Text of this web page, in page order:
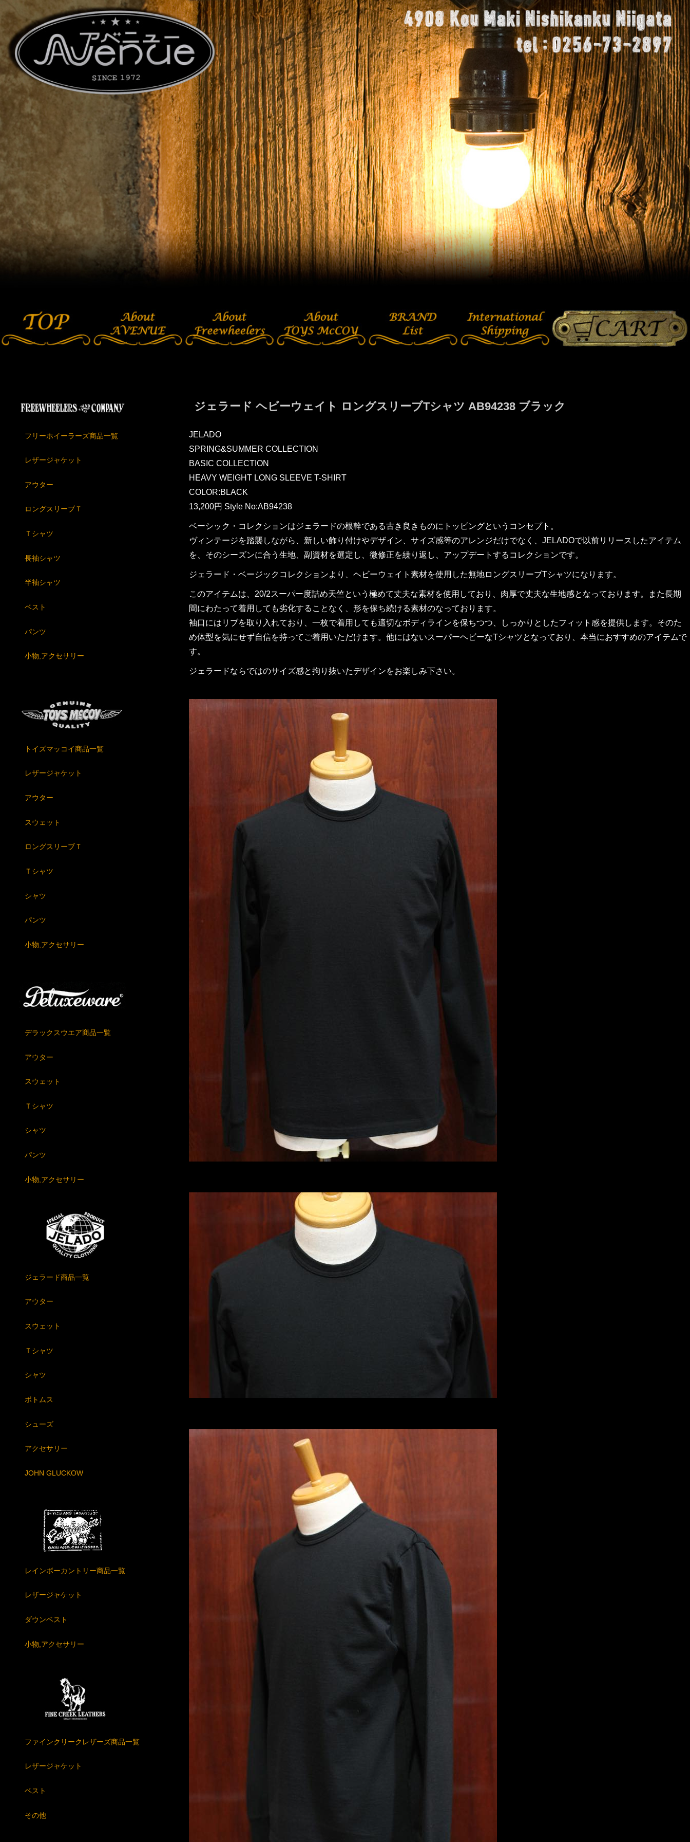
ジェラード ヘビーウェイト ロングスリーブTシャツ AB94238 ブラック
JELADO
SPRING&SUMMER COLLECTION
BASIC COLLECTION
HEAVY WEIGHT LONG SLEEVE T-SHIRT
COLOR:BLACK
13,200円 Style No:AB94238
ベーシック・コレクションはジェラードの根幹である古き良きものにトッピングというコンセプト。
ヴィンテージを踏襲しながら、新しい飾り付けやデザイン、サイズ感等のアレンジだけでなく、JELADOで以前リリースしたアイテム
を、そのシーズンに合う生地、副資材を選定し、微修正を繰り返し、アップデートするコレクションです。
ジェラード・ベージックコレクションより、ヘビーウェイト素材を使用した無地ロングスリーブTシャツになります。
このアイテムは、20/2スーパー度詰め天竺という極めて丈夫な素材を使用しており、肉厚で丈夫な生地感となっております。また長期
間にわたって着用しても劣化することなく、形を保ち続ける素材のなっております。
袖口にはリブを取り入れており、一枚で着用しても適切なボディラインを保ちつつ、しっかりとしたフィット感を提供します。そのた
め体型を気にせず自信を持ってご着用いただけます。他にはないスーパーヘビーなTシャツとなっており、本当におすすめのアイテムで
す。
ジェラードならではのサイズ感と拘り抜いたデザインをお楽しみ下さい。
フリーホイーラーズ商品一覧
レザージャケット
アウター
ロングスリーブＴ
Ｔシャツ
長袖シャツ
半袖シャツ
ベスト
パンツ
小物,アクセサリー
トイズマッコイ商品一覧
レザージャケット
アウター
スウェット
ロングスリーブＴ
Ｔシャツ
シャツ
パンツ
小物,アクセサリー
デラックスウエア商品一覧
アウター
スウェット
Ｔシャツ
シャツ
パンツ
小物,アクセサリー
ジェラード商品一覧
アウター
スウェット
Ｔシャツ
シャツ
ボトムス
シューズ
アクセサリー
JOHN GLUCKOW
レインボーカントリー商品一覧
レザージャケット
ダウンベスト
小物,アクセサリー
ファインクリークレザーズ商品一覧
レザージャケット
ベスト
その他